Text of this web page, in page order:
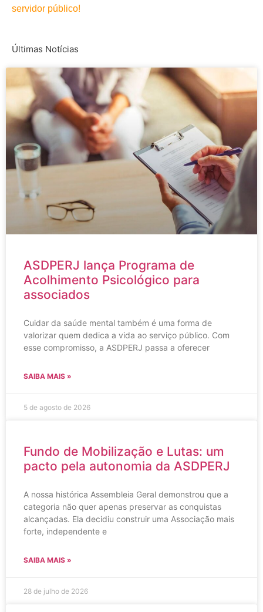
servidor público!
Últimas Notícias
ASDPERJ lança Programa de
Acolhimento Psicológico para
associados
Cuidar da saúde mental também é uma forma de
valorizar quem dedica a vida ao serviço público. Com
esse compromisso, a ASDPERJ passa a oferecer
SAIBA MAIS »
5 de agosto de 2026
Fundo de Mobilização e Lutas: um
pacto pela autonomia da ASDPERJ
A nossa histórica Assembleia Geral demonstrou que a
categoria não quer apenas preservar as conquistas
alcançadas. Ela decidiu construir uma Associação mais
forte, independente e
SAIBA MAIS »
28 de julho de 2026